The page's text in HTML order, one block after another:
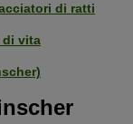
di ratti
di vita